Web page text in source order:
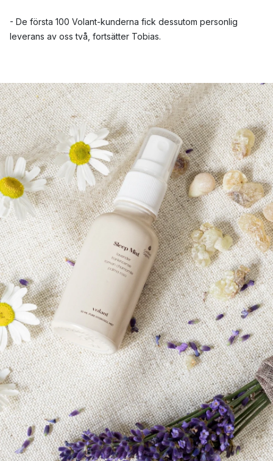
- De första 100 Volant-kunderna fick dessutom personlig
leverans av oss två, fortsätter Tobias.